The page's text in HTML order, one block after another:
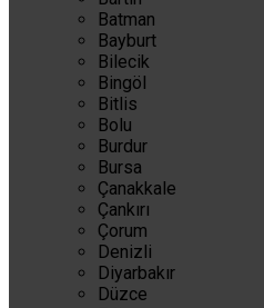
Batman
Bayburt
Bilecik
Bingöl
Bitlis
Bolu
Burdur
Bursa
Çanakkale
Çankırı
Çorum
Denizli
Diyarbakır
Düzce